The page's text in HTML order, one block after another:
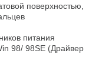
поверхностью,
питания
98/ 98SE (Драйвер